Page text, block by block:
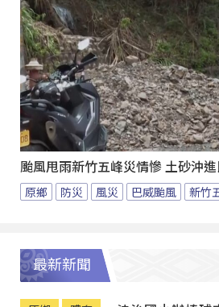
颱風甩雨新竹五峰災情慘 土砂沖進
原鄉 防災 風災 巴威颱風 新竹
最新新聞